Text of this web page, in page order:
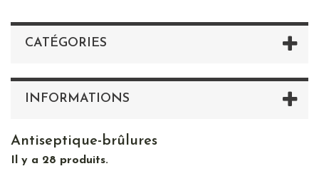
CATÉGORIES
INFORMATIONS
Antiseptique-brûlures
Il y a 28 produits.